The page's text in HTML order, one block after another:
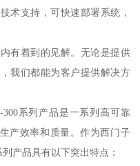
术支持，可快速部署系统，
有着到的见解。无论是提供
我们都能为客户提供解决方
系列产品是一系列高可靠
产效率和质量。作为西门子
产品具有以下突出特点：